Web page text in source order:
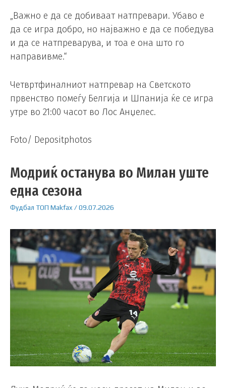
„Важно е да се добиваат натпревари. Убаво е
да се игра добро, но најважно е да се победува
и да се натпреварува, и тоа е она што го
направивме.“
Четвртфиналниот натпревар на Светското
првенство помеѓу Белгија и Шпанија ќе се игра
утре во 21:00 часот во Лос Анџелес.
Foto/ Depositphotos
Модриќ останува во Милан уште
една сезона
Фудбал ТОП Makfax /09.07.2026